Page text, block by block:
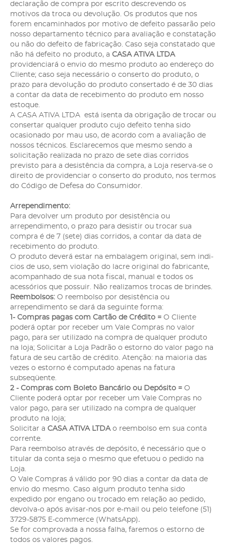
declaração de compra por escrito descrevendo os
motivos da troca ou devolução. Os produtos que nos
forem encaminhados por motivo de defeito passarão pelo
nosso departamento técnico para avaliação e constatação
ou não do defeito de fabricação. Caso seja constatado que
não há defeito no produto, a CASA ATIVA LTDA
providenciará o envio do mesmo produto ao endereço do
Cliente; caso seja necessário o conserto do produto, o
prazo para devolução do produto consertado é de 30 dias
a contar da data de recebimento do produto em nosso
estoque.
A CASA ATIVA LTDA está isenta da obrigação de trocar ou
consertar qualquer produto cujo defeito tenha sido
ocasionado por mau uso, de acordo com a avaliação de
nossos técnicos. Esclarecemos que mesmo sendo a
solicitação realizada no prazo de sete dias corridos
previsto para a desistência da compra, a Loja reserva-se o
direito de providenciar o conserto do produto, nos termos
do Código de Defesa do Consumidor.
Arrependimento:
Para devolver um produto por desistência ou
arrependimento, o prazo para desistir ou trocar sua
compra é de 7 (sete) dias corridos, a contar da data de
recebimento do produto.
O produto deverá estar na embalagem original, sem indi­
cios de uso, sem violação do lacre original do fabricante,
acompanhado de sua nota fiscal, manual e todos os
acessórios que possuir. Não realizamos trocas de brindes.
Reembolsos: O reembolso por desistência ou
arrependimento se dará da seguinte forma:
1- Compras pagas com Cartão de Crédito = O Cliente
poderá optar por receber um Vale Compras no valor
pago, para ser utilizado na compra de qualquer produto
na loja; Solicitar a Loja Padrão o estorno do valor pago na
fatura de seu cartão de crédito. Atenção: na maioria das
vezes o estorno é computado apenas na fatura
subseqüente.
2 - Compras com Boleto Bancário ou Depósito = O
Cliente poderá optar por receber um Vale Compras no
valor pago, para ser utilizado na compra de qualquer
produto na loja;
Solicitar a CASA ATIVA LTDAo reembolso em sua conta
corrente.
Para reembolso através de depósito, é necessário que o
titular da conta seja o mesmo que efetuou o pedido na
Loja.
O Vale Compras á válido por 90 dias a contar da data de
envio do mesmo. Caso algum produto tenha sido
expedido por engano ou trocado em relação ao pedido,
devolva-o após avisar-nos por e-mail ou pelo telefone (51)
3729-5875 E-commerce (WhatsApp) .
Se for comprovada a nossa falha, faremos o estorno de
todos os valores pagos.